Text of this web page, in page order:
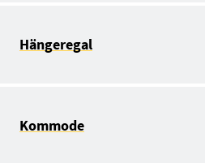
Hängeregal
Kommode